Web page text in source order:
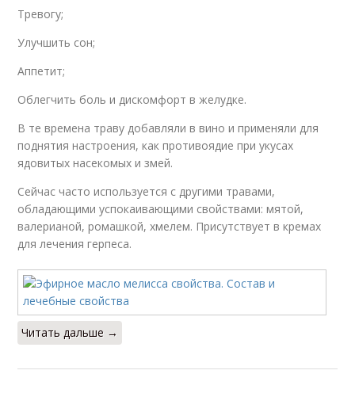
Тревогу;
Улучшить сон;
Аппетит;
Облегчить боль и дискомфорт в желудке.
В те времена траву добавляли в вино и применяли для
поднятия настроения, как противоядие при укусах
ядовитых насекомых и змей.
Сейчас часто используется с другими травами,
обладающими успокаивающими свойствами: мятой,
валерианой, ромашкой, хмелем. Присутствует в кремах
для лечения герпеса.
Читать дальше →